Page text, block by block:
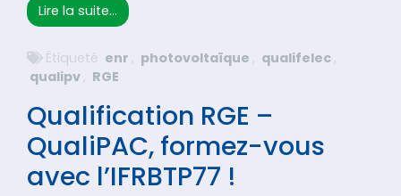
Lire la suite… from 2024 : nouvelle formation QUALI PV
Étiqueté enr , photovoltaïque , qualifelec ,
qualipv , RGE
Qualification RGE –
QualiPAC, formez-vous
avec l’IFRBTP77 !